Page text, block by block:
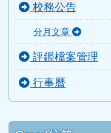
主選單
首頁
活動影片
檔案下載